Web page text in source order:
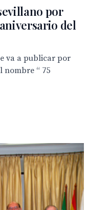
por
del
va a publicar por
nombre “ 75